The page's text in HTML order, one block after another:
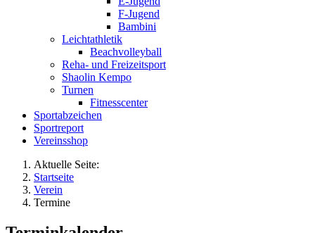
F-Jugend
Bambini
Leichtathletik
Beachvolleyball
Reha- und Freizeitsport
Shaolin Kempo
Turnen
Fitnesscenter
Sportabzeichen
Sportreport
Vereinsshop
Aktuelle Seite:
Startseite
Verein
Termine